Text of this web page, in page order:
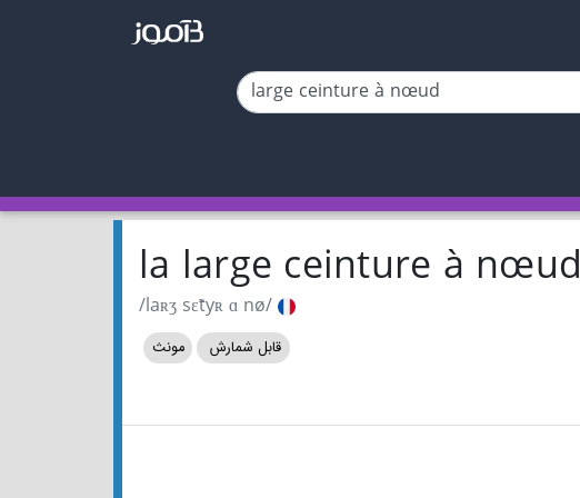
la large ceinture à nœud
/laʀʒ sɛ̃tyʀ ɑ nø/
قابل شمارش
مونث